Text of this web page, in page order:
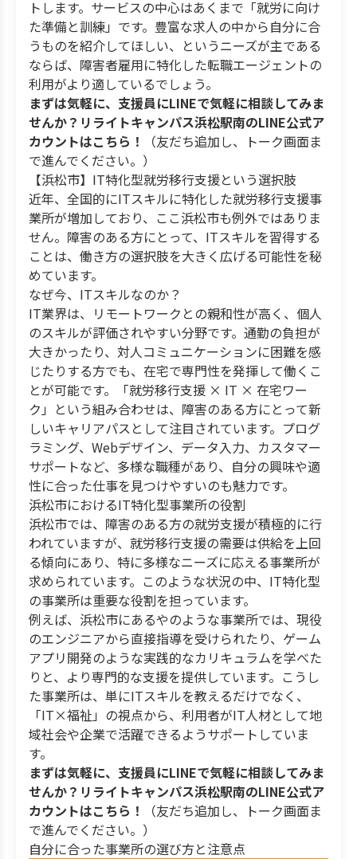
トします。サービスの中心はあくまで「就労に向け
た準備と訓練」です。豊富な求人の中から自分に合
うものを紹介してほしい、というニーズが主である
ならば、障害者雇用に特化した転職エージェントの
利用がより適しているでしょう。
まずは気軽に、支援員にLINEで気軽に相談してみま
せんか？リライトキャンパス浜松駅南のLINE公式ア
カウントはこちら！
（友だち追加し、トーク画面ま
で進んでください。）
【浜松市】IT特化型就労移行支援という選択肢
近年、全国的にITスキルに特化した就労移行支援事
業所が増加しており、ここ浜松市も例外ではありま
せん。障害のある方にとって、ITスキルを習得する
ことは、働き方の選択肢を大きく広げる可能性を秘
めています。
なぜ今、ITスキルなのか？
IT業界は、リモートワークとの親和性が高く、個人
のスキルが評価されやすい分野です。通勤の負担が
大きかったり、対人コミュニケーションに困難を感
じたりする方でも、在宅で専門性を発揮して働くこ
とが可能です。「就労移行支援 × IT × 在宅ワー
ク」という組み合わせは、障害のある方にとって新
しいキャリアパスとして注目されています。プログ
ラミング、Webデザイン、データ入力、カスタマー
サポートなど、多様な職種があり、自分の興味や適
性に合った仕事を見つけやすいのも魅力です。
浜松市におけるIT特化型事業所の役割
浜松市では、障害のある方の就労支援が積極的に行
われていますが、就労移行支援の需要は供給を上回
る傾向にあり、特に多様なニーズに応える事業所が
求められています。このような状況の中、IT特化型
の事業所は重要な役割を担っています。
例えば、浜松市にあるやのような事業所では、現役
のエンジニアから直接指導を受けられたり、ゲーム
アプリ開発のような実践的なカリキュラムを学べた
りと、より専門的な支援を提供しています。こうし
た事業所は、単にITスキルを教えるだけでなく、
「IT×福祉」の視点から、利用者がIT人材として地
域社会や企業で活躍できるようサポートしていま
す。
まずは気軽に、支援員にLINEで気軽に相談してみま
せんか？リライトキャンパス浜松駅南のLINE公式ア
カウントはこちら！
（友だち追加し、トーク画面ま
で進んでください。）
自分に合った事業所の選び方と注意点